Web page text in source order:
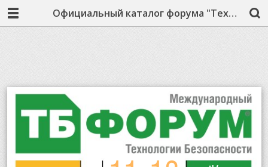
Официальный каталог форума "Технологии безопасности" 2020